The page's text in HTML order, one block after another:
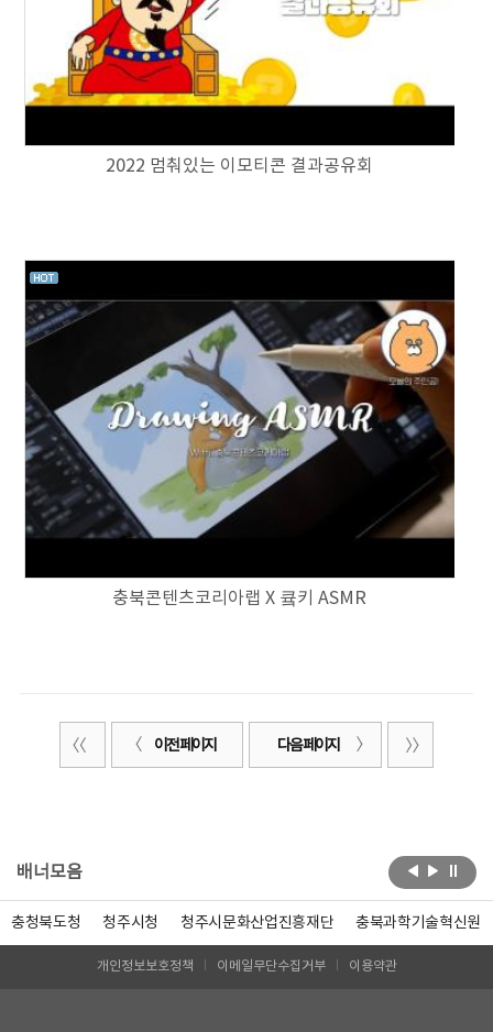
2022 멈춰있는 이모티콘 결과공유회
충북콘텐츠코리아랩 X 큨키 ASMR
이전 페이지 다음 페이지
배너모음
충청북도청 청주시청 청주시문화산업진흥재단 충북과학기술혁신원
개인정보보호정책 이메일무단수집거부 이용약관